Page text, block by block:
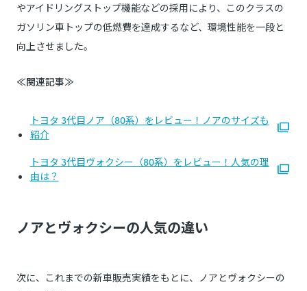
やアイドリングストップ機能などの採用により、このクラスの
ガソリン車トップの低燃費を達成するなど、環境性能を一段と
向上させました。
≪関連記事≫
トヨタ 3代目ノア（80系）をレビュー！ノアのサイズも
紹介
トヨタ 3代目ヴォクシー（80系）をレビュー！人気の理
由は？
ノアとヴォクシーの人気の違い
次に、これまでの新車販売実績をもとに、ノアとヴォクシーの